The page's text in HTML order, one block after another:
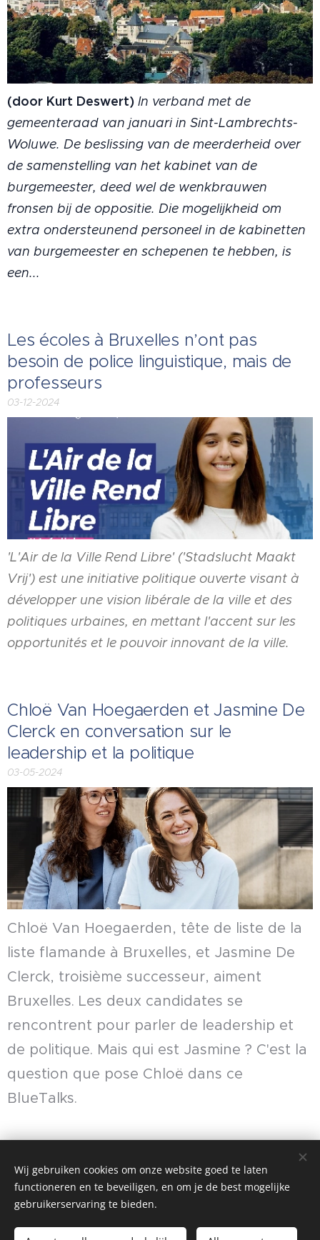
(door Kurt Deswert) In verband met de
gemeenteraad van januari in Sint-Lambrechts-
Woluwe. De beslissing van de meerderheid over
de samenstelling van het kabinet van de
burgemeester, deed wel de wenkbrauwen
fronsen bij de oppositie. Die mogelijkheid om
extra ondersteunend personeel in de kabinetten
van burgemeester en schepenen te hebben, is
een...
Les écoles à Bruxelles n’ont pas
besoin de police linguistique, mais de
professeurs
03-12-2024
'L'Air de la Ville Rend Libre' ('Stadslucht Maakt
Vrij') est une initiative politique ouverte visant à
développer une vision libérale de la ville et des
politiques urbaines, en mettant l'accent sur les
opportunités et le pouvoir innovant de la ville.
Chloë Van Hoegaerden et Jasmine De
Clerck en conversation sur le
leadership et la politique
03-05-2024
Chloë Van Hoegaerden, tête de liste de la
liste flamande à Bruxelles, et Jasmine De
Clerck, troisième successeur, aiment
Bruxelles. Les deux candidates se
rencontrent pour parler de leadership et
de politique. Mais qui est Jasmine ? C'est la
question que pose Chloë dans ce
BlueTalks.
BlueTalks
Alle rechten voorbehouden 2023
Wij gebruiken cookies om onze website goed te laten
functioneren en te beveiligen, en om je de best mogelijke
gebruikerservaring te bieden.